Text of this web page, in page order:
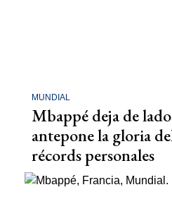
MUNDIAL
Mbappé deja de
antepone la gloria
récords personales